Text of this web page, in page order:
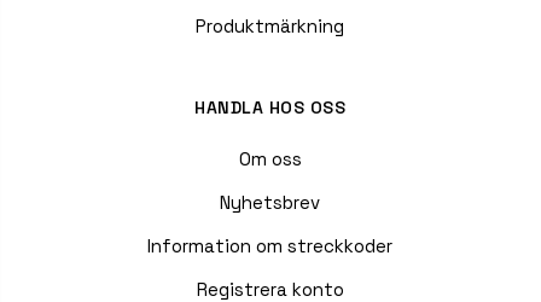
Produktmärkning
HANDLA HOS OSS
Om oss
Nyhetsbrev
Information om streckkoder
Registrera konto